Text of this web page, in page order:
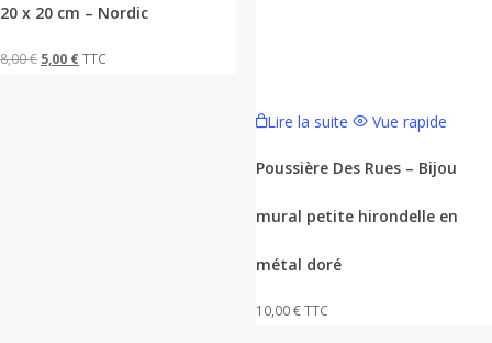
20 x 20 cm – Nordic
8,00€ Le
5,00 € Le
TTC
Lire la suite Vue rapide
Poussière Des Rues – Bijou
mural petite hirondelle en
métal doré
10,00€TTC